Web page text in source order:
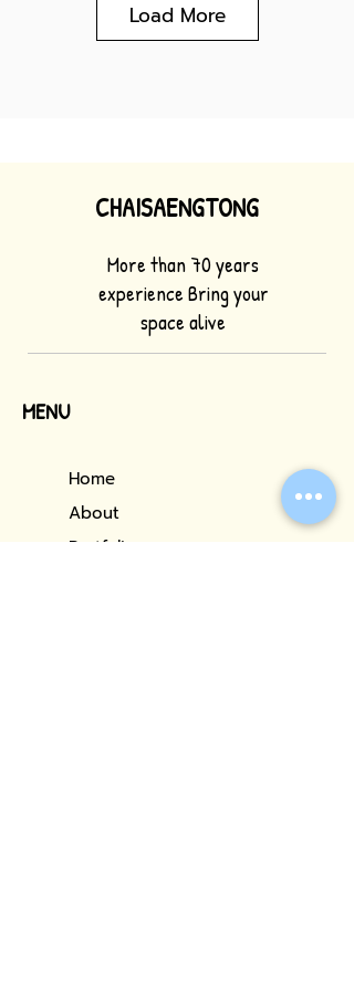
Load More
MENU
CHAISAENGTONG
More than 70 years
experience Bring your
space alive
Home
About
Portfolio